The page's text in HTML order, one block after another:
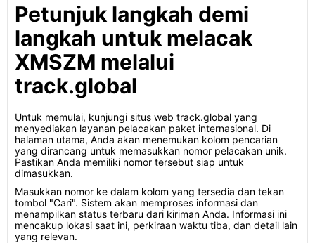
Petunjuk langkah demi
langkah untuk melacak
XMSZM melalui
track.global
Untuk memulai, kunjungi situs web track.global yang
menyediakan layanan pelacakan paket internasional. Di
halaman utama, Anda akan menemukan kolom pencarian
yang dirancang untuk memasukkan nomor pelacakan unik.
Pastikan Anda memiliki nomor tersebut siap untuk
dimasukkan.
Masukkan nomor ke dalam kolom yang tersedia dan tekan
tombol "Cari". Sistem akan memproses informasi dan
menampilkan status terbaru dari kiriman Anda. Informasi ini
mencakup lokasi saat ini, perkiraan waktu tiba, dan detail lain
yang relevan.